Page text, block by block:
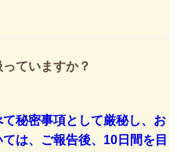
ていますか？
秘密事項として厳秘し、お
は、ご報告後、10日間を目